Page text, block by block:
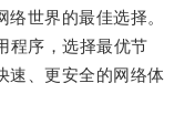
世界的最佳选择。
序，选择最优节
速、更安全的网络体